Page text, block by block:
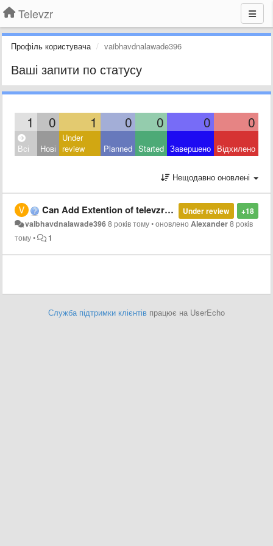
Televzr
Профіль користувача vaibhavdnalawade396
Ваші запити по статусу
1 0 1 0 0 0 0
Всі Нові
Under
review
Planned Started Завершено Відхилено
Нещодавно оновлені
+18
Under review
Can Add Extention of televzr In Chrome Browser
vaibhavdnalawade3968 років тому•оновленоAlexander8 років
тому• 1
Служба підтримки клієнтів працює на UserEcho